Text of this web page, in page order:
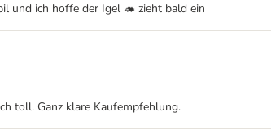
und ich hoffe der Igel 🦔 zieht bald ein
toll. Ganz klare Kaufempfehlung.